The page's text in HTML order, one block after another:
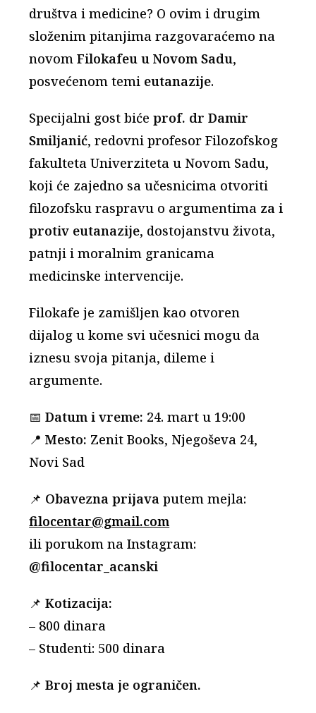
društva i medicine? O ovim i drugim
složenim pitanjima razgovaraćemo na
novomFilokafeu u Novom Sadu,
posvećenom temi eutanazije.
Specijalni gost bićeprof. dr Damir
Smiljanić, redovni profesor Filozofskog
fakulteta Univerziteta u Novom Sadu,
koji će zajedno sa učesnicima otvoriti
filozofsku raspravu o argumentima za i
protiv eutanazije, dostojanstvu života,
patnji i moralnim granicama
medicinske intervencije.
Filokafe je zamišljen kao otvoren
dijalog u kome svi učesnici mogu da
iznesu svoja pitanja, dileme i
argumente.
📅Datum i vreme: 24. mart u 19:00
📍Mesto: Zenit Books, Njegoševa 24,
Novi Sad
📌 Obavezna prijava putem mejla:
filocentar@gmail.com
ili porukom na Instagram:
@filocentar_acanski
📌Kotizacija:
– 800 dinara
– Studenti: 500 dinara
📌Broj mesta je ograničen.